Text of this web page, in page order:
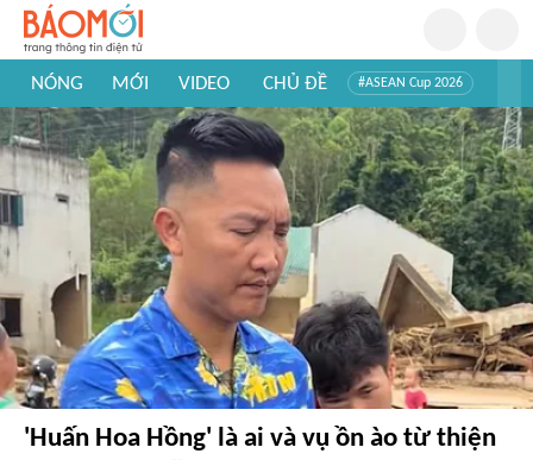
NÓNG MỚI VIDEO CHỦ ĐỀ #ASEAN Cup 2026
#Trí tuệ nhân tạo #Mỹ - Iran
#Khám phá Việt Nam
#Khám phá thế giới
'Huấn Hoa Hồng' là ai và vụ ồn ào từ thiện